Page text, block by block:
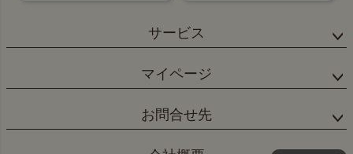
サービス
マイページ
お問合せ先